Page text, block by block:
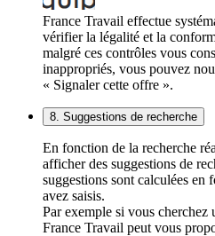
France Travail effectue
vérifier la légalité et la
malgré ces contrôles vous
inappropriés, vous pouvez
« Signaler cette offre ».
8. Suggestions de recherche
En fonction de la recherche
afficher des suggestions de
suggestions sont calculées en
avez saisis.
Par exemple si vous
France Travail peut vous